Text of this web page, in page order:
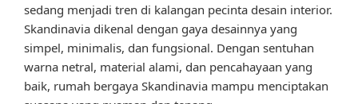
sedang menjadi tren di kalangan pecinta desain interior.
Skandinavia dikenal dengan gaya desainnya yang
simpel, minimalis, dan fungsional. Dengan sentuhan
warna netral, material alami, dan pencahayaan yang
baik, rumah bergaya Skandinavia mampu menciptakan